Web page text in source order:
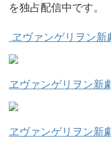
を独占配信中です。
ヱヴァンゲリヲン新
ヱヴァンゲリヲン新
ヱヴァンゲリヲン新